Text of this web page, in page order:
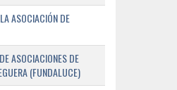
ASOCIACIÓN DE
ASOCIACIONES DE
(FUNDALUCE)